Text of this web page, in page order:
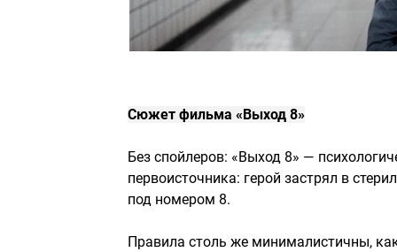
Сюжет фильма «Выход 8»
Без спойлеров: «Выход 8» —
первоисточника: герой застрял в
под номером 8.
Правила столь же минималистичны,